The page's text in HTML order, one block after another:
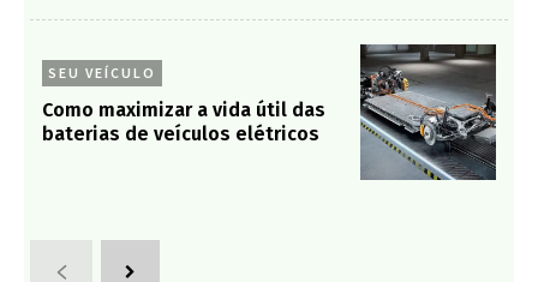
SEU VEÍCULO
Como maximizar a vida útil das
baterias de veículos elétricos